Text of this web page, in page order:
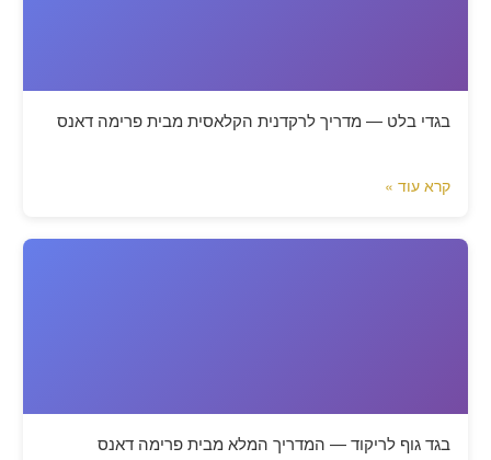
בגדי בלט — מדריך לרקדנית הקלאסית מבית פרימה דאנס
קרא עוד »
בגד גוף לריקוד — המדריך המלא מבית פרימה דאנס